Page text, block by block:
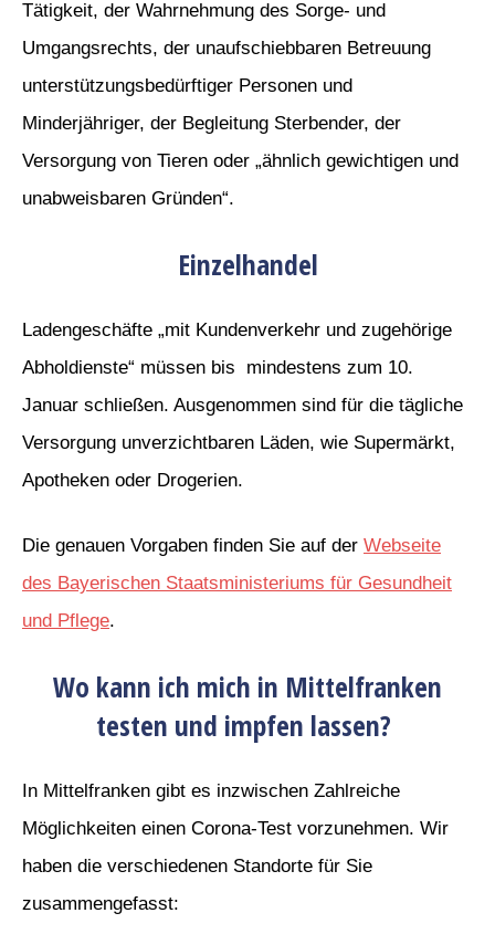
Tätigkeit, der Wahrnehmung des Sorge- und
Umgangsrechts, der unaufschiebbaren Betreuung
unterstützungsbedürftiger Personen und
Minderjähriger, der Begleitung Sterbender, der
Versorgung von Tieren oder „ähnlich gewichtigen und
unabweisbaren Gründen“.
Einzelhandel
Ladengeschäfte „mit Kundenverkehr und zugehörige
Abholdienste“ müssen bis mindestens zum 10.
Januar schließen. Ausgenommen sind für die tägliche
Versorgung unverzichtbaren Läden, wie Supermärkt,
Apotheken oder Drogerien.
Die genauen Vorgaben finden Sie auf der Webseite
des Bayerischen Staatsministeriums für Gesundheit
und Pflege.
Wo kann ich mich in Mittelfranken
testen und impfen lassen?
In Mittelfranken gibt es inzwischen Zahlreiche
Möglichkeiten einen Corona-Test vorzunehmen. Wir
haben die verschiedenen Standorte für Sie
zusammengefasst: